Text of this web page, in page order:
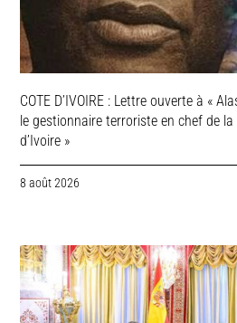
COTE D’IVOIRE : Lettre ouverte à «
le gestionnaire terroriste en chef de
d’Ivoire »
8 août 2026